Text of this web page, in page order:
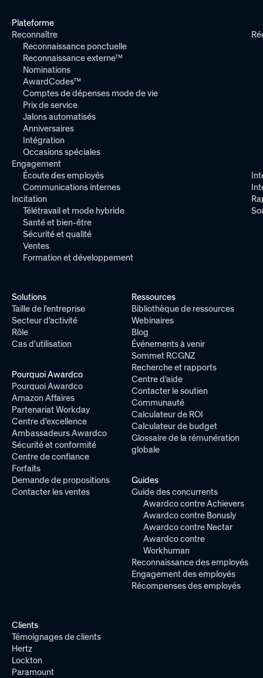
Plateforme
Reconnaître
Reconnaissance ponctuelle
Reconnaissance externe™
Nominations
AwardCodes™
Comptes de dépenses mode de vie
Prix de service
Jalons automatisés
Anniversaires
Intégration
Occasions spéciales
Engagement
Écoute des employés
Communications internes
Incitation
Télétravail et mode hybride
Santé et bien-être
Sécurité et qualité
Ventes
Formation et développement
Solutions
Taille de l'entreprise
Secteur d'activité
Rôle
Cas d'utilisation
Pourquoi Awardco
Pourquoi Awardco
Amazon Affaires
Partenariat Workday
Centre d'excellence
Ambassadeurs Awardco
Sécurité et conformité
Centre de confiance
Forfaits
Demande de propositions
Contacter les ventes
Ressources
Bibliothèque de ressources
Webinaires
Blog
Événements à venir
Sommet RCGNZ
Recherche et rapports
Centre d'aide
Contacter le soutien
Communauté
Calculateur de ROI
Calculateur de budget
Glossaire de la rémunération
globale
Guides
Guide des concurrents
Awardco contre Achievers
Awardco contre Bonusly
Awardco contre Nectar
Awardco contre
Workhuman
Reconnaissance des employés
Engagement des employés
Récompenses des employés
Clients
Témoignages de clients
Hertz
Lockton
Paramount